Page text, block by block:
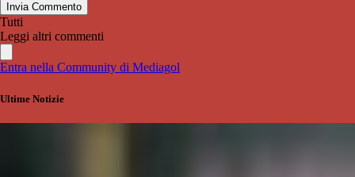
Invia Commento
Tutti
Leggi altri commenti
Entra nella Community di Mediagol
Ultime Notizie